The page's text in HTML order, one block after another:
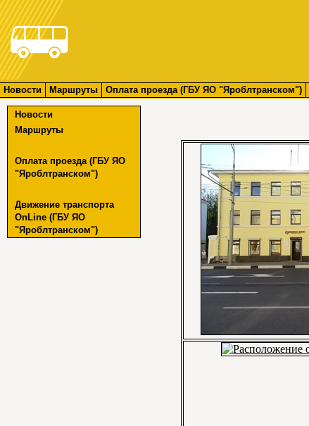
Новости Маршруты Оплата проезда (ГБУ ЯО "Яроблтранском")
Новости
Маршруты
Оплата проезда (ГБУ ЯО
"Яроблтранском")
Движение транспорта
OnLine (ГБУ ЯО
"Яроблтранском")